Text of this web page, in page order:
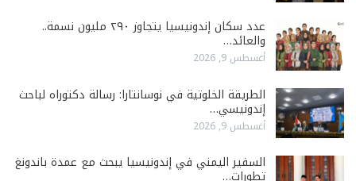
عدد سكان إندونيسيا يتجاوز ٢٩٠ مليون نسمة..
والعائد…
أغسطس 9, 2026
الطريقة الخلوتية في نوسانتارا: رسالة دكتوراه لباحث
إندونيسي…
أغسطس 9, 2026
السفير اليمني في إندونيسيا يبحث مع عمدة باندونغ